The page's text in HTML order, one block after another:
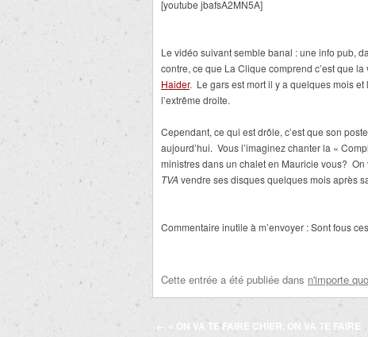
[youtube jbafsA2MN5A]
Le vidéo suivant semble banal : une info pub,
contre, ce que La Clique comprend c’est que
Haider. Le gars est mort il y a quelques mois
l’extrême droite.
Cependant, ce qui est drôle, c’est que son
aujourd’hui. Vous l’imaginez chanter la «
ministres dans un chalet en Mauricie vous?
TVA vendre ses disques quelques mois après
Commentaire inutile à m’envoyer : Sont fous
Cette entrée a été publiée dans n'importe
Navigation
←
« ON VA TE FAIRE CHIER, ON VA TE FAIRE